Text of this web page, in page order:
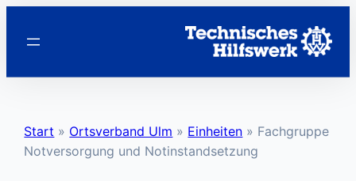
Inhalt
Start » Ortsverband Ulm » Einheiten » Fachgruppe
Notversorgung und Notinstandsetzung